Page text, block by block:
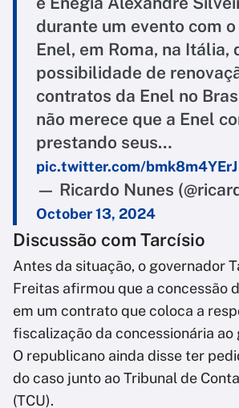
durante um evento com
Enel, em Roma, na Itália,
possibilidade de
contratos da Enel no
não merece que a Enel
prestando seus…
pic.twitter.com/bmk8m4YErJ
— Ricardo Nunes
October 13, 2024
Discussão com Tarcísio
Antes da situação, o governador
Freitas afirmou que a concessão
em um contrato que coloca a
fiscalização da concessionária ao
O republicano ainda disse ter
do caso junto ao Tribunal de
(TCU).